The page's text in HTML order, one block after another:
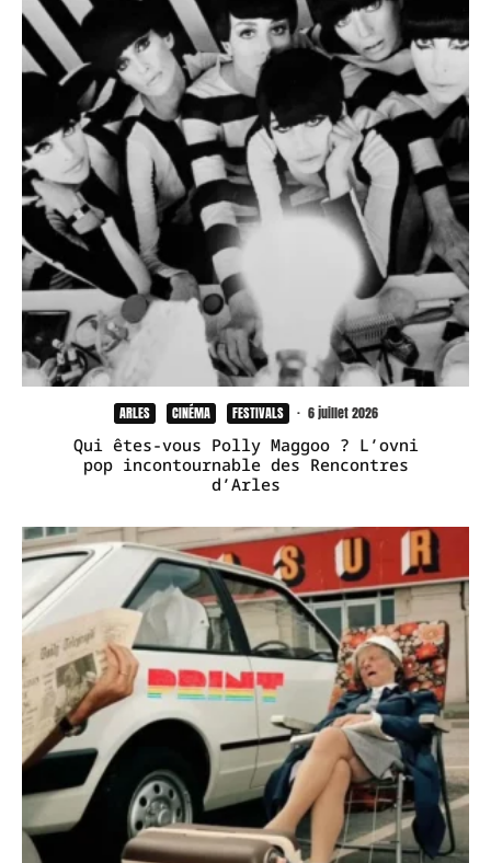
ARLES CINÉMA FESTIVALS · 6 juillet 2026
Qui êtes-vous Polly Maggoo ? L’ovni
pop incontournable des Rencontres
d’Arles